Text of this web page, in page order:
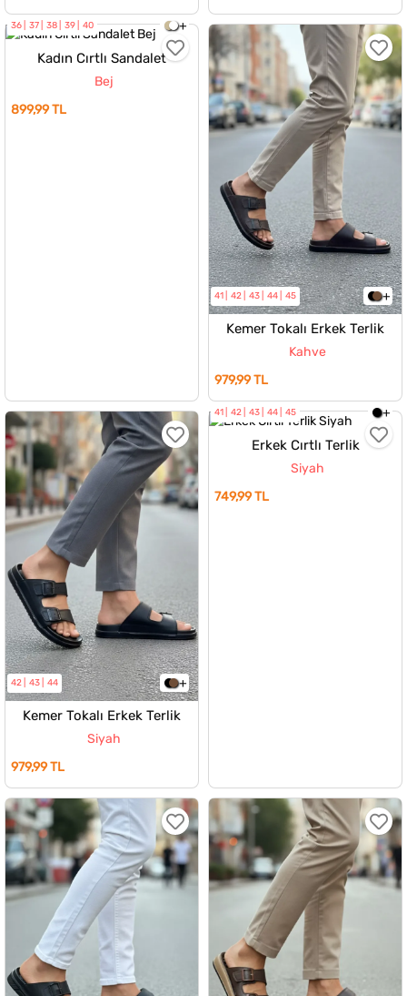
36 37 38 39 40
Kadın Cırtlı Sandalet
Bej
899,99 TL
41 42 43 44 45
Kemer Tokalı Erkek Terlik
Kahve
979,99 TL
42 43 44
Kemer Tokalı Erkek Terlik
Siyah
979,99 TL
41 42 43 44 45
Erkek Cırtlı Terlik
Siyah
749,99 TL